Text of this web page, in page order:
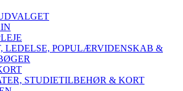
LEDELSE, POPULÆRVIDENSKAB &
STUDIETILBEHØR & KORT